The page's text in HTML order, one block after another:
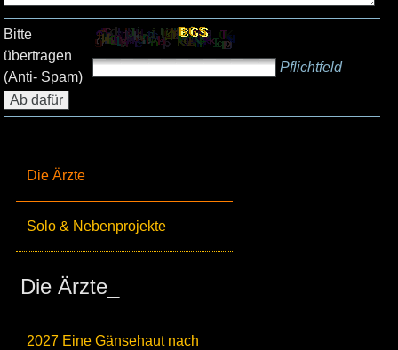
Die Ärzte
Solo & Nebenprojekte
Die Ärzte_
2027 Eine Gänsehaut nach
Bitte
übertragen
(Anti- Spam)
Pflichtfeld